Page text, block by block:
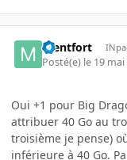
mentfort
Posté(e) le 19
Oui +1 pour Big
attribuer 40 Go au
troisième je pense)
inférieure à 40 Go.